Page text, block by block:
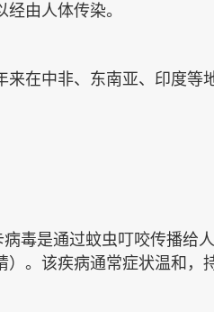
由人体传染。
来在中非、东南亚、印度等
病毒是通过蚊虫叮咬传播给人
）。该疾病通常症状温和 ，